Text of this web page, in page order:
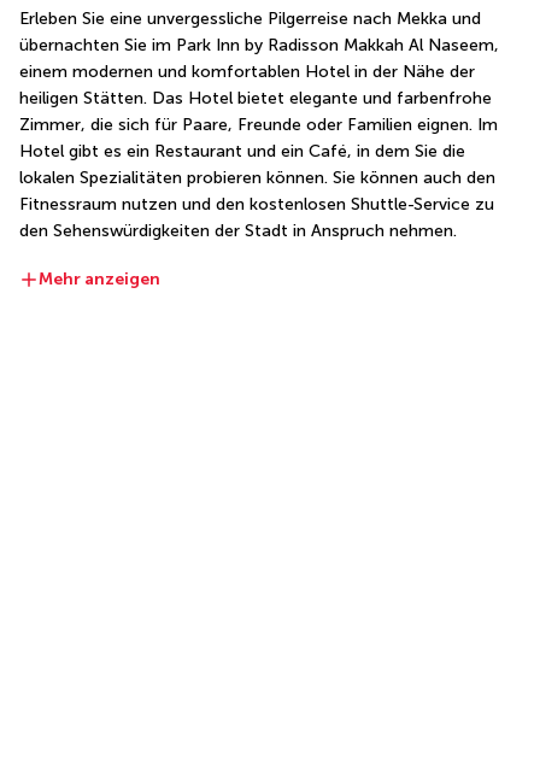
Erleben Sie eine unvergessliche Pilgerreise nach Mekka und
übernachten Sie im Park Inn by Radisson Makkah Al Naseem,
einem modernen und komfortablen Hotel in der Nähe der
heiligen Stätten. Das Hotel bietet elegante und farbenfrohe
Zimmer, die sich für Paare, Freunde oder Familien eignen. Im
Hotel gibt es ein Restaurant und ein Café, in dem Sie die
lokalen Spezialitäten probieren können. Sie können auch den
Fitnessraum nutzen und den kostenlosen Shuttle-Service zu
den Sehenswürdigkeiten der Stadt in Anspruch nehmen.
Mehr anzeigen